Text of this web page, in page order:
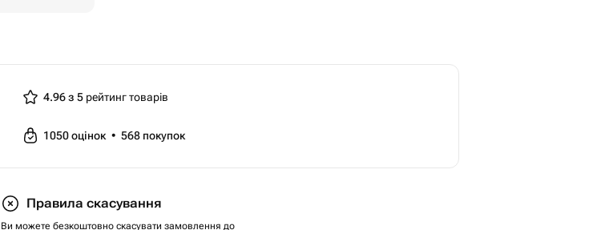
4.96 з 5 рейтинг товарів
1050оцінок • 568 покупок
Правила скасування
Ви можете безкоштовно скасувати замовлення до